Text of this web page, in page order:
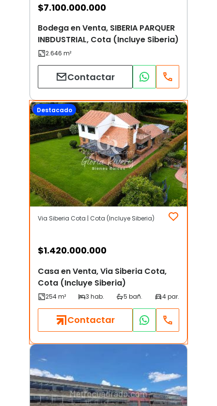
$7.100.000.000
Bodega en Venta, SIBERIA PARQUER
INBDUSTRIAL, Cota (Incluye Siberia)
Contactar
Destacado
Via Siberia Cota | Cota (Incluye Siberia)
$1.420.000.000
Casa en Venta, Via Siberia Cota,
Cota (Incluye Siberia)
Contactar